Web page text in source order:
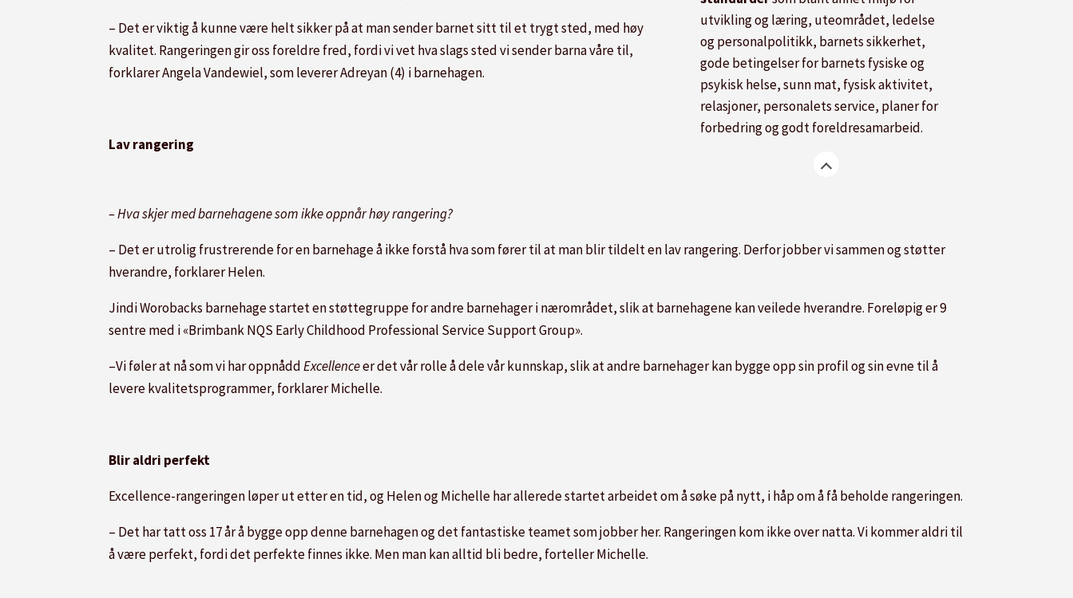
utvikling og læring, uteområdet, ledelse
og personalpolitikk, barnets sikkerhet,
gode betingelser for barnets fysiske og
psykisk helse, sunn mat, fysisk aktivitet,
relasjoner, personalets service, planer for
forbedring og godt foreldresamarbeid.
– Det er viktig å kunne være helt sikker på at man sender barnet sitt til et trygt sted, med høy
kvalitet. Rangeringen gir oss foreldre fred, fordi vi vet hva slags sted vi sender barna våre til,
forklarer Angela Vandewiel, som leverer Adreyan (4) i barnehagen.
Lav rangering
– Hva skjer med barnehagene som ikke oppnår høy rangering?
– Det er utrolig frustrerende for en barnehage å ikke forstå hva som fører til at man blir tildelt en lav rangering. Derfor jobber vi sammen og støtter
hverandre, forklarer Helen.
Jindi Worobacks barnehage startet en støttegruppe for andre barnehager i nærområdet, slik at barnehagene kan veilede hverandre. Foreløpig er 9
sentre med i «Brimbank NQS Early Childhood Professional Service Support Group».
–Vi føler at nå som vi har oppnåddExcellenceer det vår rolle å dele vår kunnskap, slik at andre barnehager kan bygge opp sin profil og sin evne til å
levere kvalitetsprogrammer, forklarer Michelle.
Blir aldri perfekt
Excellence-rangeringen løper ut etter en tid, og Helen og Michelle har allerede startet arbeidet om å søke på nytt, i håp om å få beholde rangeringen.
– Det har tatt oss 17 år å bygge opp denne barnehagen og det fantastiske teamet som jobber her. Rangeringen kom ikke over natta. Vi kommer aldri til
å være perfekt, fordi det perfekte finnes ikke. Men man kan alltid bli bedre, forteller Michelle.